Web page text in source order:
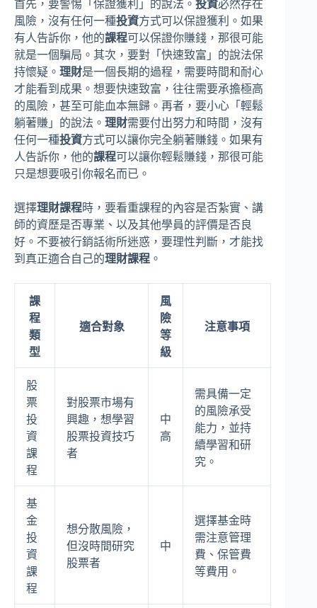
首先，要警惕「保證獲利」的說法。 投資必然存在
風險，沒有任何一種投資方式可以保證獲利。如果
有人告訴你，他的課程可以保證你賺錢，那很可能
就是一個騙局。其次，要對「快速致富」的說法保
持懷疑。 理財是一個長期的過程，需要時間和耐心
才能看到成果。想要快速致富，往往需要承擔極高
的風險，甚至可能血本無歸。再者，要小心「輕鬆
躺著賺」的說法。 理財需要付出努力和時間，沒有
任何一種投資方式可以讓你完全躺著賺錢。如果有
人告訴你，他的課程可以讓你輕鬆賺錢，那很可能
只是想要吸引你報名而已。
選擇理財課程時，要看重課程的內容是否紮實、講
師的資歷是否專業、以及其他學員的評價是否良
好。不要被行銷話術所迷惑，要理性判斷，才能找
到真正適合自己的理財課程 。
課
程
類
型
適合對象
風
險
等
級
注意事項
股
票
投
資
課
程
對股票市場有
興趣，想學習
股票投資技巧
者
中
高
需具備一定
的風險承受
能力，並持
續學習和研
究。
基
金
投
資
課
程
想分散風險，
但沒時間研究
股票者
中
選擇基金時
需注意管理
費、保管費
等費用。